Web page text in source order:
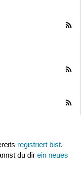
registriert bist.
du dir ein neues